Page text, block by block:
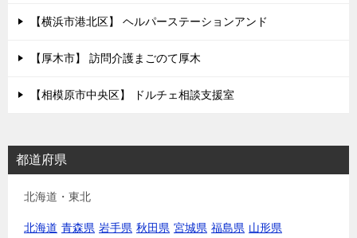
【横浜市港北区】 ヘルパーステーションアンド
【厚木市】 訪問介護まごのて厚木
【相模原市中央区】 ドルチェ相談支援室
都道府県
北海道・東北
北海道 青森県 岩手県 秋田県 宮城県 福島県 山形県